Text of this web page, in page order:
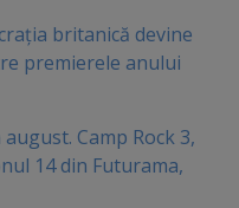
britanică devine
premierele anului
Camp Rock 3,
14 din Futurama,